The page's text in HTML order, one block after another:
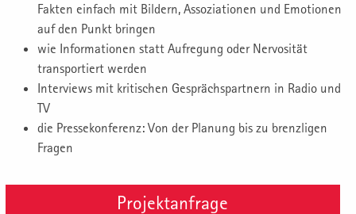
Fakten einfach mit Bildern, Assoziationen und Emotionen
auf den Punkt bringen
wie Informationen statt Aufregung oder Nervosität
transportiert werden
Interviews mit kritischen Gesprächspartnern in Radio und
TV
die Pressekonferenz: Von der Planung bis zu brenzligen
Fragen
Projektanfrage